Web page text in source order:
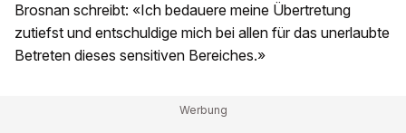
Brosnan schreibt: «Ich bedauere meine Übertretung
zutiefst und entschuldige mich bei allen für das unerlaubte
Betreten dieses sensitiven Bereiches.»